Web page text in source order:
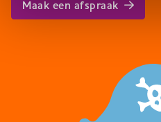
Maak een afspraak